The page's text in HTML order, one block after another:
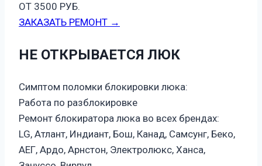
ОТ 3500 РУБ.
ЗАКАЗАТЬ РЕМОНТ →
НЕ ОТКРЫВАЕТСЯ ЛЮК
Симптом поломки блокировки люка:
Работа по разблокировке
Ремонт блокиратора люка во всех брендах:
LG, Атлант, Индиант, Бош, Канад, Самсунг, Беко,
АЕГ, Ардо, Арнстон, Электролюкс, Ханса,